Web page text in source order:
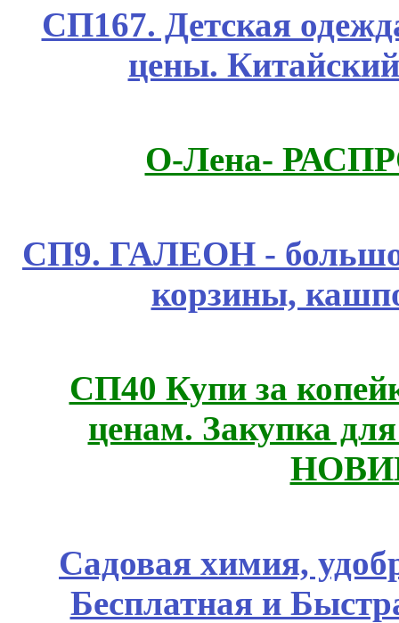
СП167. Детская
цены.
О-Лена-
СП9. ГАЛЕОН -
корзины,
СП40 Купи за
ценам. Закупка
Садовая химия,
Бесплатная и